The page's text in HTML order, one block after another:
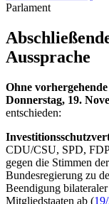
Parlament
Aussprache
Ohne
Donnerstag, 19.
entschieden:
CDU/CSU, SPD,
gegen die Stimmen
Bundesregierung zu
Beendigung
Mitgliedstaaten ab (